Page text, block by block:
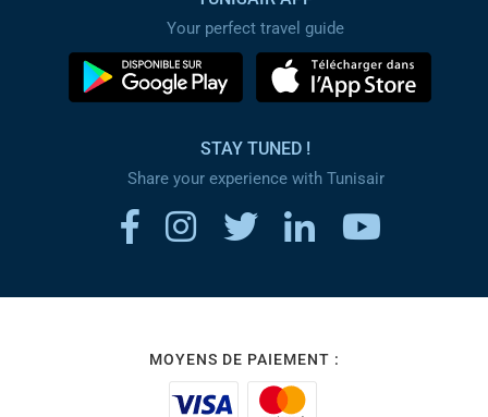
Your perfect travel guide
STAY TUNED !
Share your experience with Tunisair
MOYENS DE PAIEMENT :